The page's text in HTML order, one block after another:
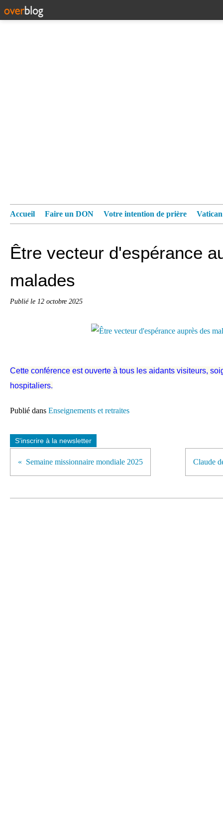
Accueil Faire un DON Votre intention de prière
Être vecteur d'espérance
malades
Publié le 12 octobre 2025
Cette conférence est ouverte à tous les aidants visiteurs,
hospitaliers.
Publié dans Enseignements et retraites
S'inscrire à la newsletter
Semaine missionnaire mondiale 2025 Claude